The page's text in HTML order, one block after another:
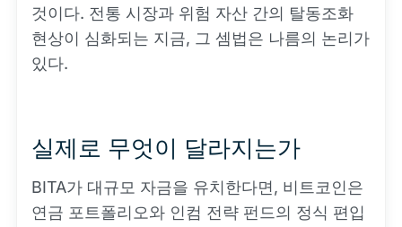
것이다. 전통 시장과 위험 자산 간의 탈동조화
현상이 심화되는 지금, 그 셈법은 나름의 논리가
있다.
실제로 무엇이 달라지는가
BITA가 대규모 자금을 유치한다면, 비트코인은
연금 포트폴리오와 인컴 전략 펀드의 정식 편입